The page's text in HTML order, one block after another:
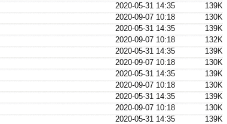
2020-05-31 14:35
139K
2020-09-07 10:18
130K
2020-05-31 14:35
139K
2020-09-07 10:18
132K
2020-05-31 14:35
139K
2020-09-07 10:18
130K
2020-05-31 14:35
139K
2020-09-07 10:18
130K
2020-05-31 14:35
139K
2020-09-07 10:18
130K
2020-05-31 14:35
139K